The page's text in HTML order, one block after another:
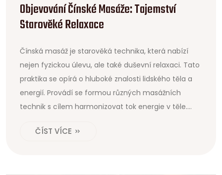
Objevování Čínské Masáže: Tajemství
Starověké Relaxace
Čínská masáž je starověká technika, která nabízí
nejen fyzickou úlevu, ale také duševní relaxaci. Tato
praktika se opírá o hluboké znalosti lidského těla a
energií. Provádí se formou různých masážních
technik s cílem harmonizovat tok energie v těle.
propojují s moderními postupy pro dosažení lepších
ČÍST VÍCE